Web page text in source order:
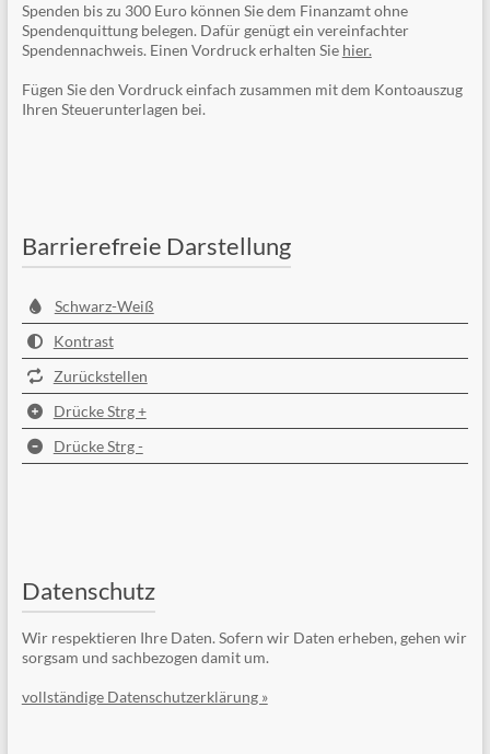
Spenden bis zu 300 Euro können Sie dem Finanzamt ohne
Spendenquittung belegen. Dafür genügt ein vereinfachter
Spendennachweis. Einen Vordruck erhalten Sie hier.
Fügen Sie den Vordruck einfach zusammen mit dem Kontoauszug
Ihren Steuerunterlagen bei.
Barrierefreie Darstellung
Schwarz-Weiß
Kontrast
Zurückstellen
Drücke Strg +
Drücke Strg -
Datenschutz
Wir respektieren Ihre Daten. Sofern wir Daten erheben, gehen wir
sorgsam und sachbezogen damit um.
vollständige Datenschutzerklärung »